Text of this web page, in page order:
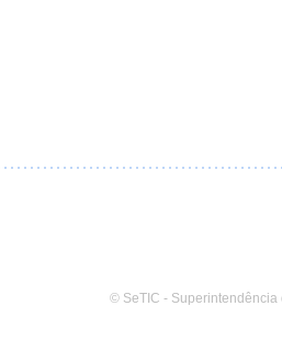
© SeTIC - Superintendência